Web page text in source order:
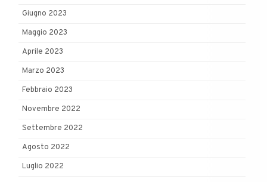
Giugno 2023
Maggio 2023
Aprile 2023
Marzo 2023
Febbraio 2023
Novembre 2022
Settembre 2022
Agosto 2022
Luglio 2022